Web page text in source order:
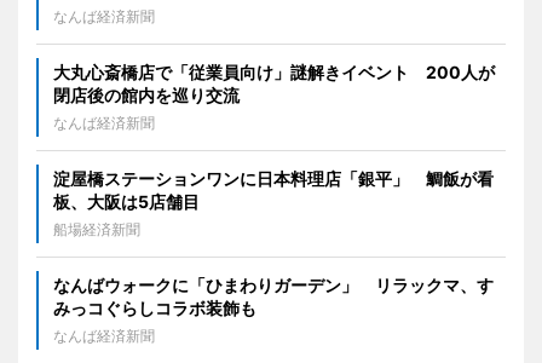
なんば経済新聞
大丸心斎橋店で「従業員向け」謎解きイベント 200人が
閉店後の館内を巡り交流
なんば経済新聞
淀屋橋ステーションワンに日本料理店「銀平」 鯛飯が看
板、大阪は5店舗目
船場経済新聞
なんばウォークに「ひまわりガーデン」 リラックマ、す
みっコぐらしコラボ装飾も
なんば経済新聞